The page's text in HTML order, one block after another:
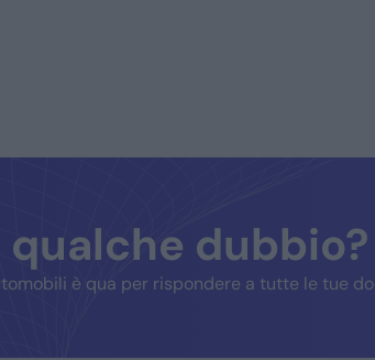
qualche dubbio?
è qua per rispondere a tutte le tue